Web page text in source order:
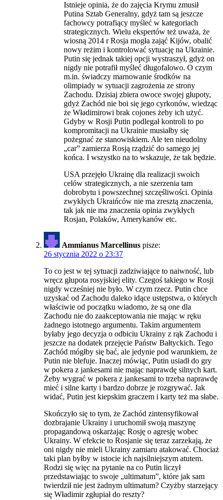
Istnieje opinia, że do zajęcia Krymu zmusił
Putina Sztab Generalny, gdyż tam są jeszcze
fachowcy potrafiący myśleć w kategoriach
strategicznych. Wielu ekspertów też uważa, że
wiosną 2014 r Rosja mogła zająć Kijów, obalić
nowy reżim i kontrolować sytuację na Ukrainie.
Putin się jednak takiej opcji wystraszył, gdyż on
nigdy nie potrafił myśleć długofalowo. O czym
m.in. świadczy marnowanie środków na
olimpiady w sytuacji zagrożenia ze strony
Zachodu. Dzisiaj zbiera owoce swojej głupoty,
gdyż Zachód nie boi się jego cyrkonów, wiedząc
że Władimirowi brak cojones żeby ich użyć.
Gdyby w Rosji Putin podlegał kontroli to po
kompromitacji na Ukrainie musiałby się
pożegnać ze stanowiskiem. Ale ten nieudolny
„car” zamierza Rosją rządzić do samego jej
końca. I wszystko na to wskazuje, że tak będzie.
USA przejęło Ukrainę dla realizacji swoich
celów strategicznych, a nie szerzenia tam
dobrobytu i powszechnej szczęśliwości. Opinia
zwykłych Ukraińców nie ma zresztą znaczenia,
tak jak nie ma znaczenia opinia zwykłych
Rosjan, Polaków, Amerykanów etc.
Ammianus Marcellinus pisze:
26 stycznia 2022 o 23:37
To co jest w tej sytuacji zadziwiające to naiwność, lub
wręcz głupota rosyjskiej elity. Czegoś takiego w Rosji
nigdy wcześniej nie było. W czym rzecz. Putin chce
uzyskać od Zachodu daleko idące ustępstwa, o których
właściwie od początku wiadomo, że są one dla
Zachodu nie do zaakceptowania nie mając w ręku
żadnego istotnego argumentu. Takim argumentem
byłaby jego decyzja o odbiciu Ukrainy z rąk Zachodu i
jeszcze na dodatek przejęcie Państw Bałtyckich. Tego
Zachód mógłby się bać, ale jedynie pod warunkiem, że
Putin nie blefuje. Inaczej mówiąc, Putin usiadł do gry
w pokera z jankesami nie mając naprawdę silnych kart.
Żeby wygrać w pokera z jankesami to trzeba naprawdę
mieć i silne karty i bardzo dobrze je rozgrywać. Jak
widać, Putin jest kiepskim graczem i karty też ma słabe.
Skończyło się to tym, że Zachód zintensyfikował
dozbrajanie Ukrainy i uruchomił swoją maszynę
propagandową oskarżając Rosję o agresję wobec
Ukrainy. W efekcie to Rosjanie się teraz zarzekają, że
oni nigdy nie mieli Ukrainy zamiaru atakować. Chociaż
taki plan byłby w istocie ich najsilniejszym atutem.
Rodzi się więc na pytanie na co Putin liczył
przedstawiając to swoje „ultimatum”, które jak sam
twierdził nie jest żadnym ultimatum? Czyżby starzejący
się Władimir zgłupiał do reszty?